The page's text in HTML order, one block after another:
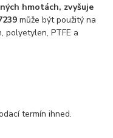
hmotách, zvyšuje
může být použitý na
polyetylen, PTFE a
termín ihned.